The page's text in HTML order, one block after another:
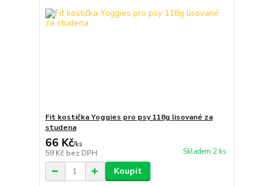
Fit kostička Yoggies pro psy 118g lisované za
studena
66 Kč/ks
59 Kč bez DPH Skladem 2 ks
Koupit